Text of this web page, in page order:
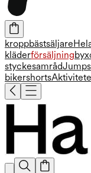
kroppbästsäljare
kläderförsäljning
styckesamråd
bikershorts